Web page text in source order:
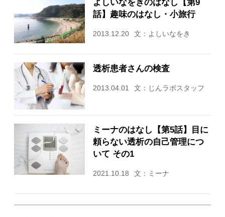
よしいなをきのはなし【第9
話】趣味のはなし・小旅行
2013.12.20 文：よしいなをき
透析患者さんの検査
2013.04.01 文：じんラボスタッフ
ミーナのはなし【第5話】目に
頼らない透析の自己管理につ
いて その1
2021.10.18 文：ミーナ